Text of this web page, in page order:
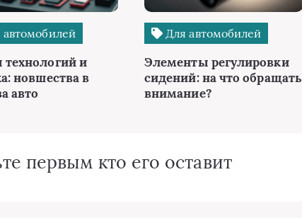
и
новшества в
авто
Для автомобилей
Элементы регулировки
сидений: на что обращать
внимание?
первым кто его оставит